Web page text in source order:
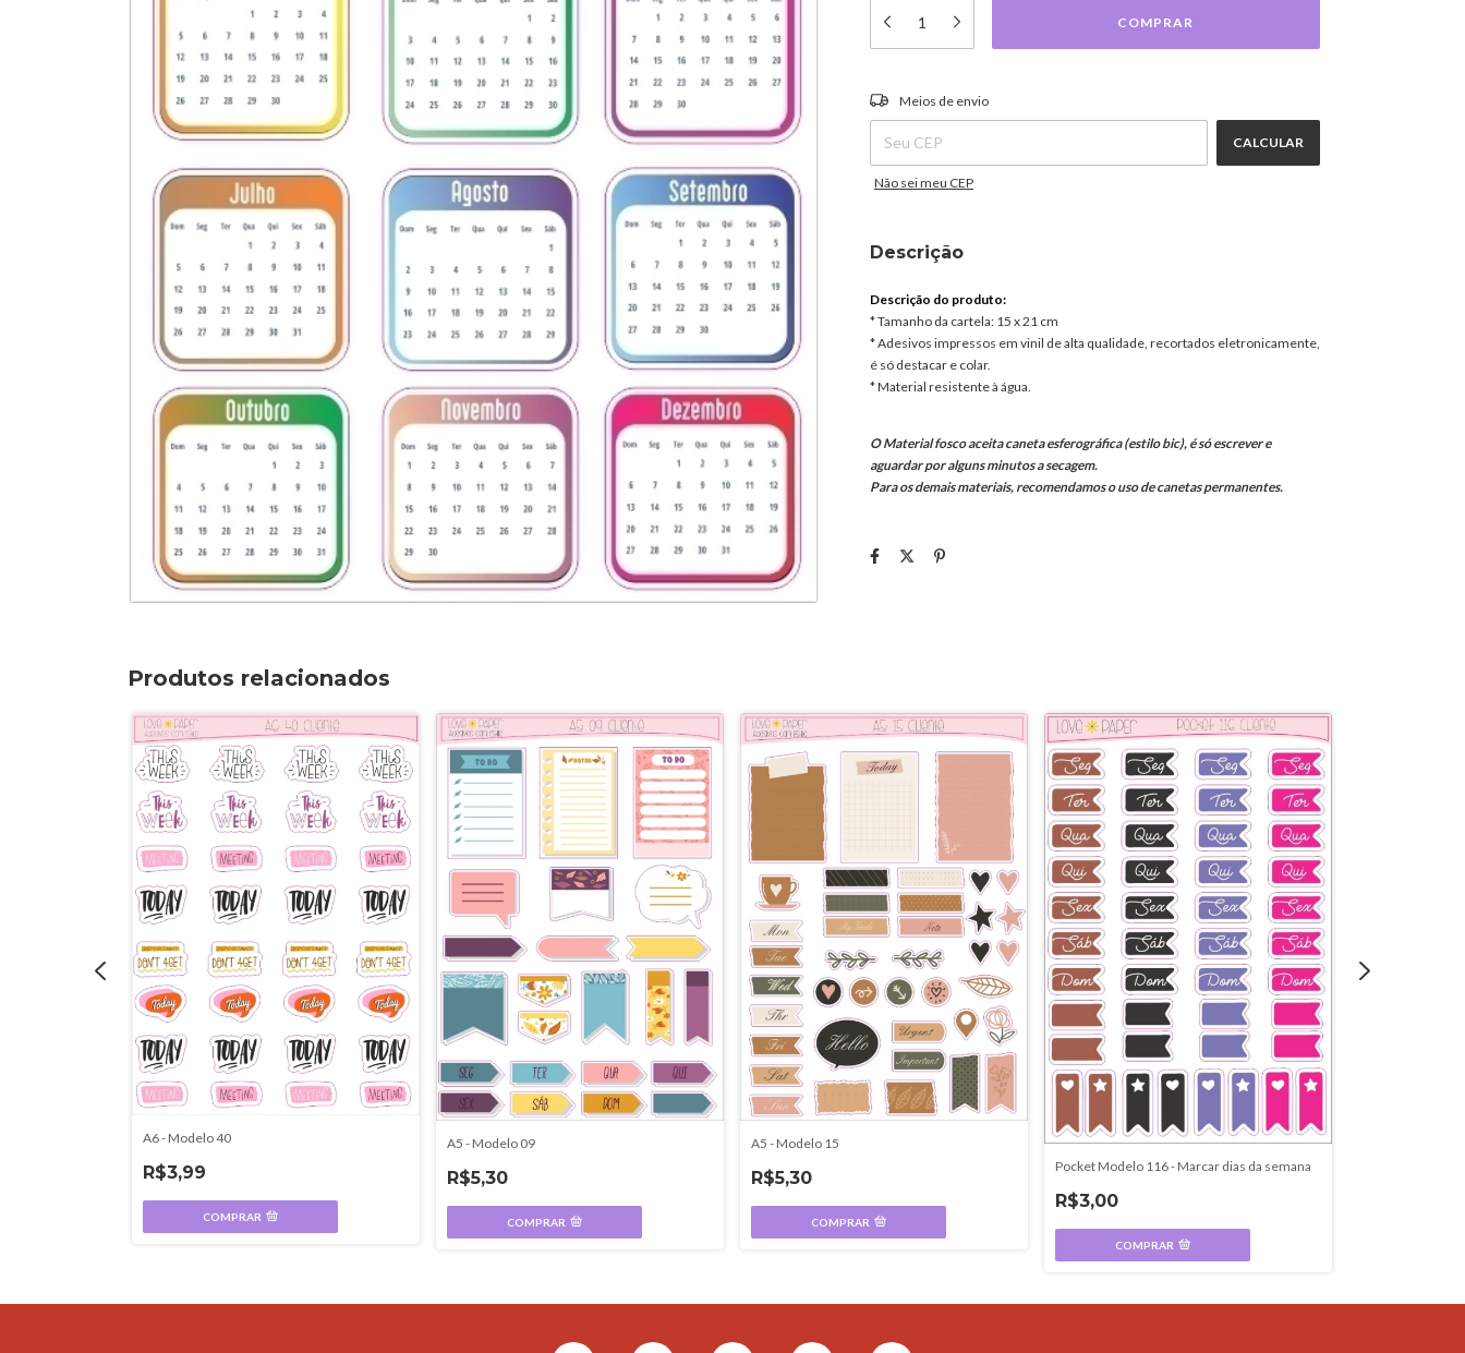
Entregas para o CEP:
Meios de envio
CALCULAR
Não sei meu CEP
Descrição
Descrição do produto:
* Tamanho da cartela: 15 x 21 cm
* Adesivos impressos em vinil de alta qualidade, recortados eletronicamente,
é só destacar e colar.
* Material resistente à água.
O Material fosco aceita caneta esferográfica (estilo bic), é só escrever e
aguardar por alguns minutos a secagem.
Para os demais materiais, recomendamos o uso de canetas permanentes.
Produtos relacionados
A6 - Modelo 40
R$3,99
COMPRAR
A5 - Modelo 09
R$5,30
COMPRAR
A5 - Modelo 15
R$5,30
COMPRAR
Pocket Modelo 116 - Marcar dias da semana
R$3,00
COMPRAR